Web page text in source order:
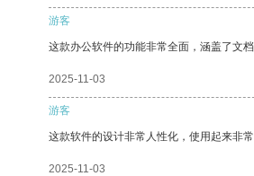
游客
这款办公软件的功能非常全面，涵盖了文
2025-11-03
游客
这款软件的设计非常人性化，使用起来非常
2025-11-03